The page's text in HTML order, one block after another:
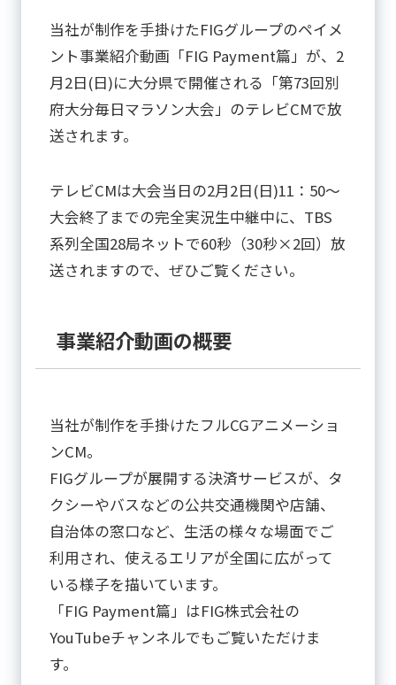
当社が制作を手掛けたFIGグループのペイメ
ント事業紹介動画「FIG Payment篇」が、2
月2日(日)に大分県で開催される「第73回別
府大分毎日マラソン大会」のテレビCMで放
送されます。
テレビCMは大会当日の2月2日(日)11：50～
大会終了までの完全実況生中継中に、TBS
系列全国28局ネットで60秒（30秒×2回）放
送されますので、ぜひご覧ください。
事業紹介動画の概要
当社が制作を手掛けたフルCGアニメーショ
ンCM。
FIGグループが展開する決済サービスが、タ
クシーやバスなどの公共交通機関や店舗、
自治体の窓口など、生活の様々な場面でご
利用され、使えるエリアが全国に広がって
いる様子を描いています。
「FIG Payment篇」はFIG株式会社の
YouTubeチャンネルでもご覧いただけま
す。